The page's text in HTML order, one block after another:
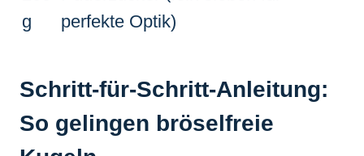
g
perfekte Optik)
Schritt-für-Schritt-Anleitung:
So gelingen bröselfreie